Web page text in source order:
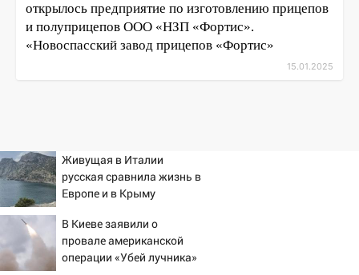
открылось предприятие по изготовлению прицепов
и полуприцепов ООО «НЗП «Фортис».
«Новоспасский завод прицепов «Фортис»
15.01.2025
Живущая в Италии
русская сравнила жизнь в
Европе и в Крыму
В Киеве заявили о
провале американской
операции «Убей лучника»